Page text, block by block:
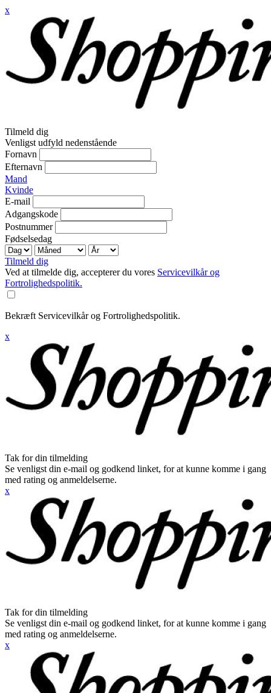
x
Tilmeld dig
Venligst udfyld nedenstående
Fornavn
Efternavn
Mand
Kvinde
E-mail
Adgangskode
Postnummer
Fødselsedag
Tilmeld dig
Ved at tilmelde dig, accepterer du vores Servicevilkår og
Fortrolighedspolitik.
Bekræft Servicevilkår og Fortrolighedspolitik.
x
Tak for din tilmelding
Se venligst din e-mail og godkend linket, for at kunne komme i gang
med rating og anmeldelserne.
x
Tak for din tilmelding
Se venligst din e-mail og godkend linket, for at kunne komme i gang
med rating og anmeldelserne.
x